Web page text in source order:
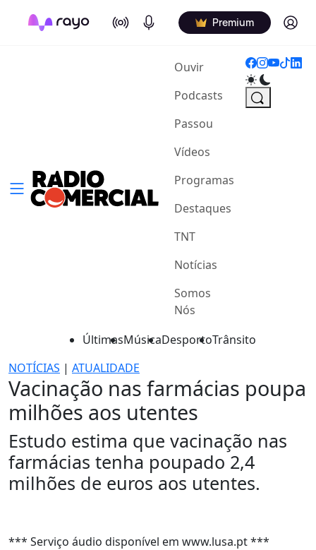
On Air Podcasts Premium Log in
Ouvir(current)
Podcasts
Passou
Vídeos
Programas
Destaques
TNT
Notícias
Somos
Nós
ÚltimasMúsicaDesportoTrânsito
NOTÍCIAS | ATUALIDADE
Vacinação nas farmácias poupa
milhões aos utentes
Estudo estima que vacinação nas
farmácias tenha poupado 2,4
milhões de euros aos utentes.
*** Serviço áudio disponível em www.lusa.pt ***